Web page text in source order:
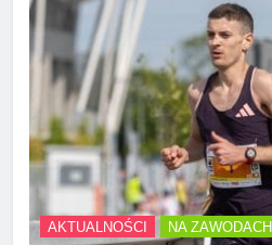
AKTUALNOŚCI NA ZAWODACH